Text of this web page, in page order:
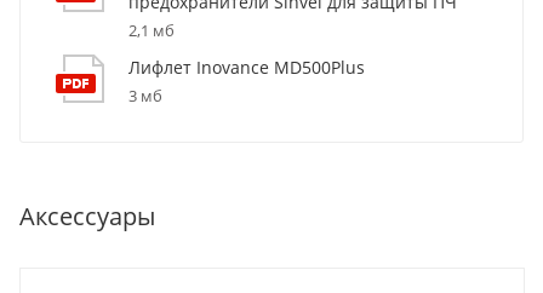
2,1 мб
Лифлет Inovance MD500Plus
3 мб
Аксессуары